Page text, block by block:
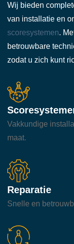
Wij bieden
van installatie en
scoresystemen.
betrouwbare
zodat u zich kunt
Vakkundige
maat.
Reparatie
Snelle en